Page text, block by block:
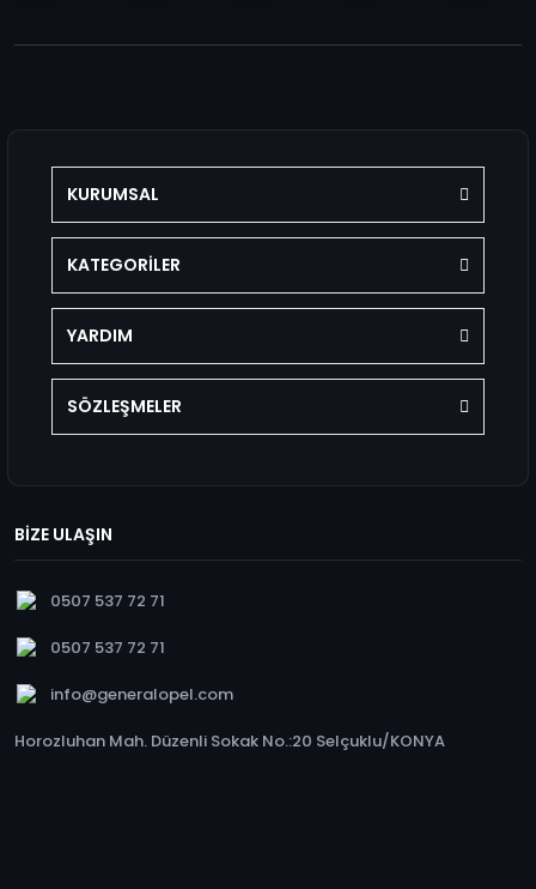
KURUMSAL
KATEGORİLER
YARDIM
SÖZLEŞMELER
BİZE ULAŞIN
0507 537 72 71
0507 537 72 71
info@generalopel.com
Horozluhan Mah. Düzenli Sokak No.:20 Selçuklu/KONYA